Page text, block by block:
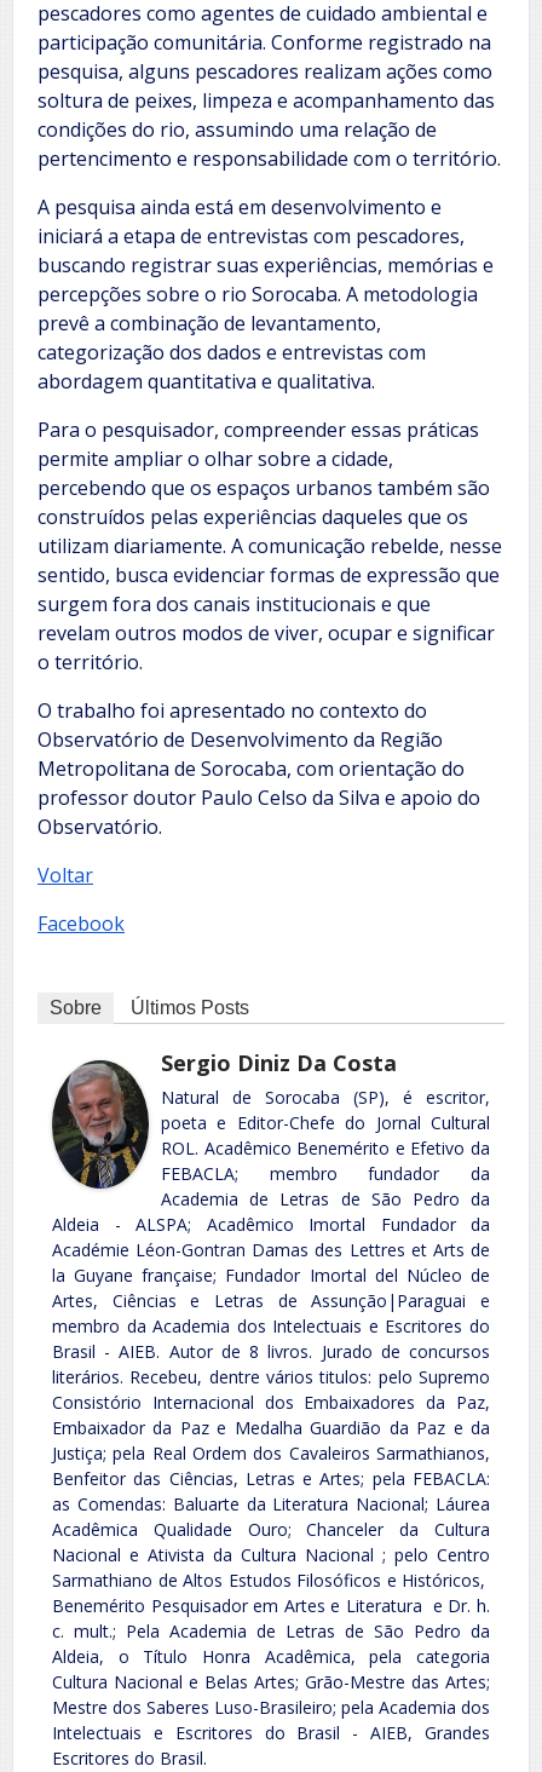
pescadores como agentes de cuidado ambiental e
participação comunitária. Conforme registrado na
pesquisa, alguns pescadores realizam ações como
soltura de peixes, limpeza e acompanhamento das
condições do rio, assumindo uma relação de
pertencimento e responsabilidade com o território.
A pesquisa ainda está em desenvolvimento e
iniciará a etapa de entrevistas com pescadores,
buscando registrar suas experiências, memórias e
percepções sobre o rio Sorocaba. A metodologia
prevê a combinação de levantamento,
categorização dos dados e entrevistas com
abordagem quantitativa e qualitativa.
Para o pesquisador, compreender essas práticas
permite ampliar o olhar sobre a cidade,
percebendo que os espaços urbanos também são
construídos pelas experiências daqueles que os
utilizam diariamente. A comunicação rebelde, nesse
sentido, busca evidenciar formas de expressão que
surgem fora dos canais institucionais e que
revelam outros modos de viver, ocupar e significar
o território.
O trabalho foi apresentado no contexto do
Observatório de Desenvolvimento da Região
Metropolitana de Sorocaba, com orientação do
professor doutor Paulo Celso da Silva e apoio do
Observatório.
Voltar
Facebook
Sobre Últimos Posts
Sergio Diniz Da Costa
Natural de Sorocaba (SP), é escritor,
poeta e Editor-Chefe do Jornal Cultural
ROL. Acadêmico Benemérito e Efetivo da
FEBACLA; membro fundador da
Academia de Letras de São Pedro da
Aldeia - ALSPA; Acadêmico Imortal Fundador da
Académie Léon-Gontran Damas des Lettres et Arts de
la Guyane française; Fundador Imortal del Núcleo de
Artes, Ciências e Letras de Assunção|Paraguai e
membro da Academia dos Intelectuais e Escritores do
Brasil - AIEB. Autor de 8 livros. Jurado de concursos
literários. Recebeu, dentre vários titulos: pelo Supremo
Consistório Internacional dos Embaixadores da Paz,
Embaixador da Paz e Medalha Guardião da Paz e da
Justiça; pela Real Ordem dos Cavaleiros Sarmathianos,
Benfeitor das Ciências, Letras e Artes; pela FEBACLA:
as Comendas: Baluarte da Literatura Nacional; Láurea
Acadêmica Qualidade Ouro; Chanceler da Cultura
Nacional e Ativista da Cultura Nacional ; pelo Centro
Sarmathiano de Altos Estudos Filosóficos e Históricos,
Benemérito Pesquisador em Artes e Literatura e Dr. h.
c. mult.; Pela Academia de Letras de São Pedro da
Aldeia, o Título Honra Acadêmica, pela categoria
Cultura Nacional e Belas Artes; Grão-Mestre das Artes;
Mestre dos Saberes Luso-Brasileiro; pela Academia dos
Intelectuais e Escritores do Brasil - AIEB, Grandes
Escritores do Brasil.